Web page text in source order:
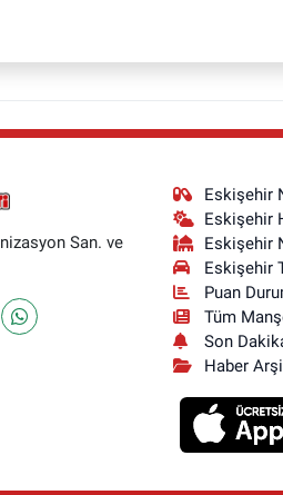
San. ve
Eskişehir
Eskişehir
Eskişehir
Eskişehir
Puan
Tüm
Son
Haber